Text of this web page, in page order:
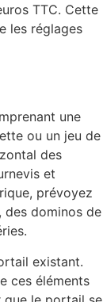
TTC. Cette
les réglages
une
ou un jeu de
des
et
prévoyez
des dominos de
existant.
ces éléments